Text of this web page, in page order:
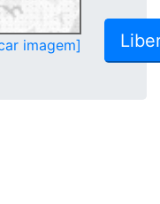
imagem]